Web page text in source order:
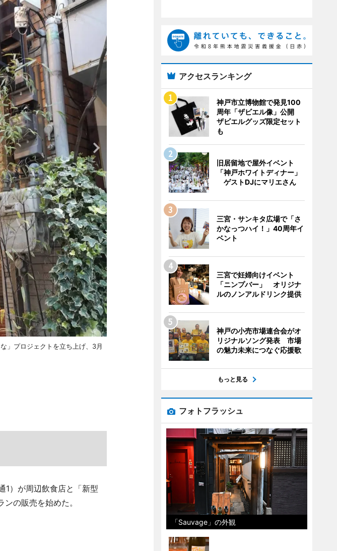
」プロジェクトを立ち上げ、3月
1）が周辺飲食店と「新型
の販売を始めた。
アクセスランキング
神戸市立博物館で発見100
周年「ザビエル像」公開
ザビエルグッズ限定セット
も
旧居留地で屋外イベント
「神戸ホワイトディナー」
ゲストDJにマリエさん
三宮・サンキタ広場で「さ
かなっつハイ！」40周年イ
ベント
三宮で妊婦向けイベント
「ニンプバー」 オリジナ
ルのノンアルドリンク提供
神戸の小売市場連合会がオ
リジナルソング発表 市場
の魅力未来につなぐ応援歌
もっと見る
フォトフラッシュ
「Sauvage」の外観